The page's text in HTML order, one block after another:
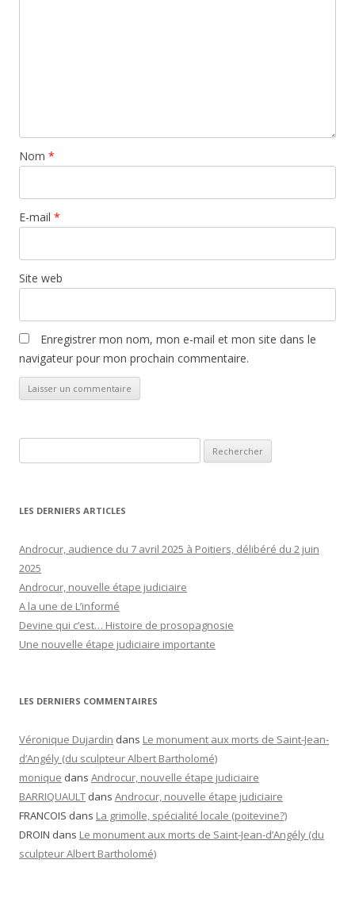
Nom *
E-mail *
Site web
Enregistrer mon nom, mon e-mail et mon site dans le
navigateur pour mon prochain commentaire.
LES DERNIERS ARTICLES
Androcur, audience du 7 avril 2025 à Poitiers, délibéré du 2 juin
2025
Androcur, nouvelle étape judiciaire
A la une de L’informé
Devine qui c’est… Histoire de prosopagnosie
Une nouvelle étape judiciaire importante
LES DERNIERS COMMENTAIRES
Véronique Dujardin dans Le monument aux morts de Saint-Jean-
d’Angély (du sculpteur Albert Bartholomé)
monique dans Androcur, nouvelle étape judiciaire
BARRIQUAULT dans Androcur, nouvelle étape judiciaire
FRANCOIS dans La grimolle, spécialité locale (poitevine?)
DROIN dans Le monument aux morts de Saint-Jean-d’Angély (du
sculpteur Albert Bartholomé)